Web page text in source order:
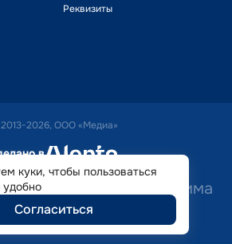
Реквизиты
2026, ООО «Медиа»
в alente
Необходима
специалиста.
куки, чтобы пользоваться
Согласиться